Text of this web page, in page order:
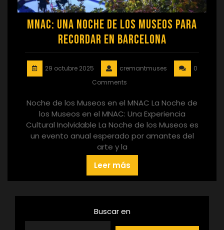
MNAC: Una Noche de los Museos para
Recordar en Barcelona
29 octubre 2025 cremantmuses
0
Comments
Noche de los Museos en el MNAC La Noche de
los Museos en el MNAC: Una Experiencia
Cultural Inolvidable La Noche de los Museos es
un evento anual esperado por amantes del
arte y la
Leer más
Buscar en